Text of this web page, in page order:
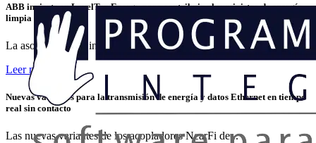
ABB invierte en LevelTen Energy para contribuir al suministro de energía
limpia
La asociación y la inversión en LevelTen Energy, el...
Leer más
Nuevas variantes para la transmisión de energía y datos Ethernet en tiempo
real sin contacto
Las nuevas variantes de los acopladores NearFi de...